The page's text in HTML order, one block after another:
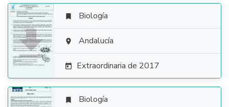

 Biología
 Andalucía
 Extraordinaria de 2017
 Biología